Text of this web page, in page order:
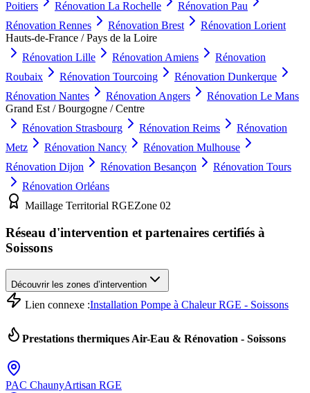
Poitiers
Rénovation La Rochelle Rénovation Pau
Rénovation Rennes Rénovation Brest Rénovation Lorient
Hauts-de-France / Pays de la Loire
Rénovation Lille Rénovation Amiens
Rénovation
Roubaix
Rénovation Tourcoing Rénovation Dunkerque
Rénovation Nantes Rénovation Angers Rénovation Le Mans
Grand Est / Bourgogne / Centre
Rénovation Strasbourg Rénovation Reims
Rénovation
Metz
Rénovation Nancy Rénovation Mulhouse
Rénovation Dijon Rénovation Besançon Rénovation Tours
Rénovation Orléans
Maillage Territorial RGEZone 02
Réseau d'intervention et partenaires certifiés à
Soissons
Découvrir les zones d’intervention
Lien connexe :Installation Pompe à Chaleur RGE - Soissons
Prestations thermiques Air-Eau & Rénovation - Soissons
PAC ChaunyArtisan RGE